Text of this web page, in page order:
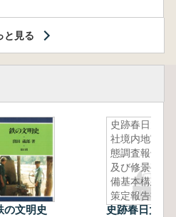
と見る
の文明史
史跡春日大
社境内地実
態調査報告
及び修景整
備基本構想
策定報告書
史跡春日大社